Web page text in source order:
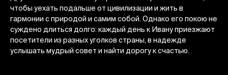
чтобы уехать подальше от цивилизации и жить в
гармонии с природой и самим собой. Однако его покою не
суждено длиться долго: каждый день к Ивану приезжают
посетители из разных уголков страны, в надежде
услышать мудрый совет и найти дорогу к счастью.